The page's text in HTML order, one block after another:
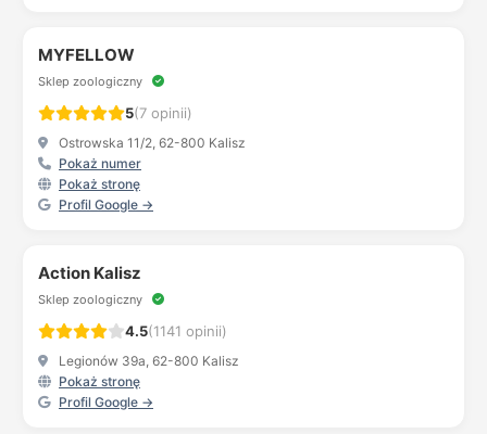
MYFELLOW
Sklep zoologiczny
5(7 opinii)
Ostrowska 11/2, 62-800 Kalisz
Pokaż numer
Pokaż stronę
Profil Google →
Action Kalisz
Sklep zoologiczny
4.5(1141 opinii)
Legionów 39a, 62-800 Kalisz
Pokaż stronę
Profil Google →